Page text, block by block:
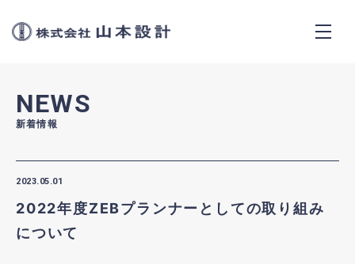
SERVICES
NEWS
NEWS
新着情報
2023.05.01
2022年度ZEBプランナーとしての取り組み
について